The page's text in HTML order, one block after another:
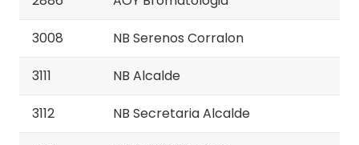
3008 NB Serenos Corralon
3111 NB Alcalde
3112 NB Secretaria Alcalde